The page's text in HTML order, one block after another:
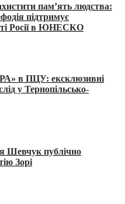
пам’ять людства:
підтримує
Росії в ЮНЕСКО
в ПЦУ: ексклюзивні
у Тернопільсько-
Шевчук публічно
Зорі